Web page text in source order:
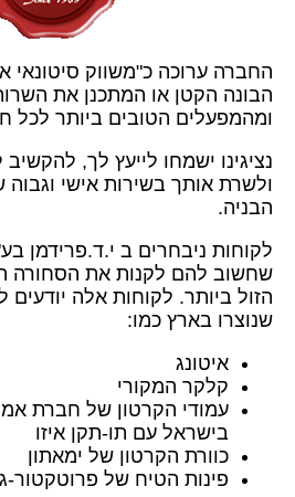
החברה ערוכה כ"משווק סיטונאי
הבונה הקטן או המתכנן את
ומהמפעלים הטובים ביותר לכל
נציגינו ישמחו לייעץ לך,
ולשרת אותך בשירות אישי וגבוה
הבניה.
לקוחות ניבחרים ב י.ד.פרידמן
שחשוב להם לקנות את הסחורה
הזול ביותר. לקוחות אלה יודעים
שנוצרו בארץ כמו:
איטונג
קלקר המקורי
עמודי הקרטון של חברת
בישראל עם תו-תקן איזו
כוורת הקרטון של ימאתון
פינות הטיח של פרוטקטור-